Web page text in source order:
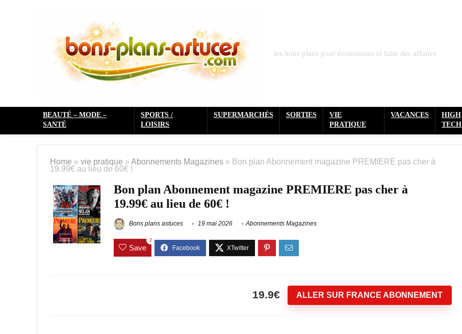
les bons plans pour économiser et faire des affaires
BEAUTÉ – MODE –
SANTÉ
SPORTS /
LOISIRS
SUPERMARCHÉS SORTIES
VIE
PRATIQUE
VACANCES
HIGH
TECH
Home » vie pratique » Abonnements Magazines » Bon plan Abonnement magazine PREMIERE pas cher à
19.99€ au lieu de 60€ !
Bon plan Abonnement magazine PREMIERE pas cher à
19.99€ au lieu de 60€ !
Bons plans astuces 19 mai 2026 Abonnements Magazines
Save
2
19.9€ ALLER SUR FRANCE ABONNEMENT